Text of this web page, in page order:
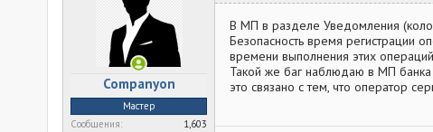
Companyon
Мастер
Сообщения
1,603
В МП в разделе Уведомления
Безопасность время регистрации
времени выполнения этих
Такой же баг наблюдаю в МП
это связано с тем, что оператор